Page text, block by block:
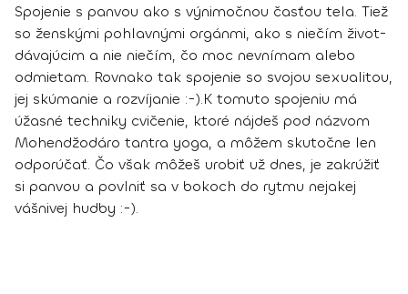
Spojenie s panvou ako s výnimočnou časťou tela. Tiež
so ženskými pohlavnými orgánmi, ako s niečím život-
dávajúcim a nie niečím, čo moc nevnímam alebo
odmietam. Rovnako tak spojenie so svojou sexualitou,
jej skúmanie a rozvíjanie :-).K tomuto spojeniu má
úžasné techniky cvičenie, ktoré nájdeš pod názvom
Mohendžodáro tantra yoga, a môžem skutočne len
odporúčať. Čo však môžeš urobiť už dnes, je zakrúžiť
si panvou a povlniť sa v bokoch do rytmu nejakej
vášnivej hudby :-).